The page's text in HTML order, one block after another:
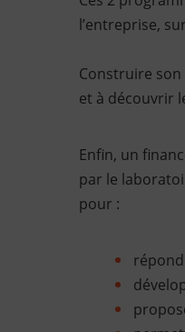
l’entreprise,
Construire
et à découvrir
Enfin, un
par le
pour :